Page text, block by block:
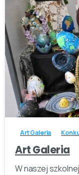
Art Galeria
Art Galeria
W naszej